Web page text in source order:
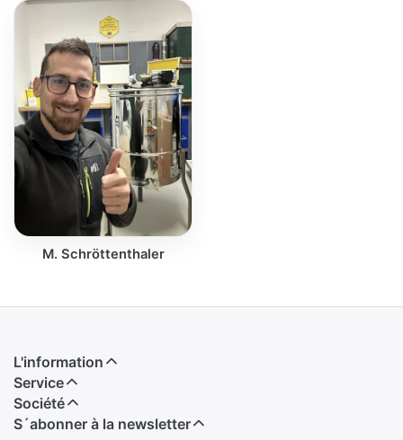
M. Schröttenthaler
L'information
Service
Société
S´abonner à la newsletter